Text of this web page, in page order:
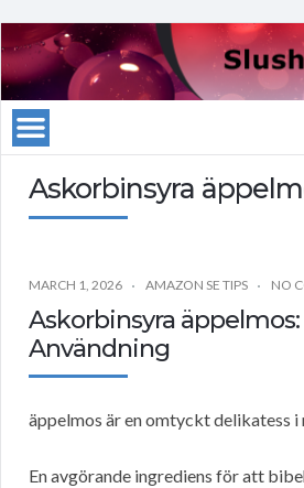
Askorbinsyra
MARCH 1, 2026 AMAZON SE TIPS NO
Askorbinsyra
Användning
äppelmos är en omtyckt delikatess i
En avgörande ingrediens för att